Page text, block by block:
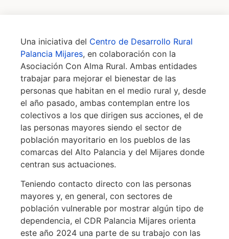
Una iniciativa del Centro de Desarrollo Rural
Palancia Mijares, en colaboración con la
Asociación Con Alma Rural. Ambas entidades
trabajar para mejorar el bienestar de las
personas que habitan en el medio rural y, desde
el año pasado, ambas contemplan entre los
colectivos a los que dirigen sus acciones, el de
las personas mayores siendo el sector de
población mayoritario en los pueblos de las
comarcas del Alto Palancia y del Mijares donde
centran sus actuaciones.
Teniendo contacto directo con las personas
mayores y, en general, con sectores de
población vulnerable por mostrar algún tipo de
dependencia, el CDR Palancia Mijares orienta
este año 2024 una parte de su trabajo con las